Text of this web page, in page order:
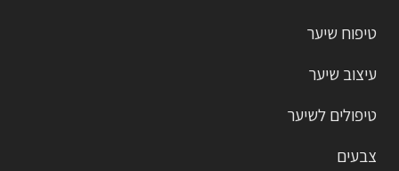
טיפוח שיער
עיצוב שיער
טיפולים לשיער
צבעים